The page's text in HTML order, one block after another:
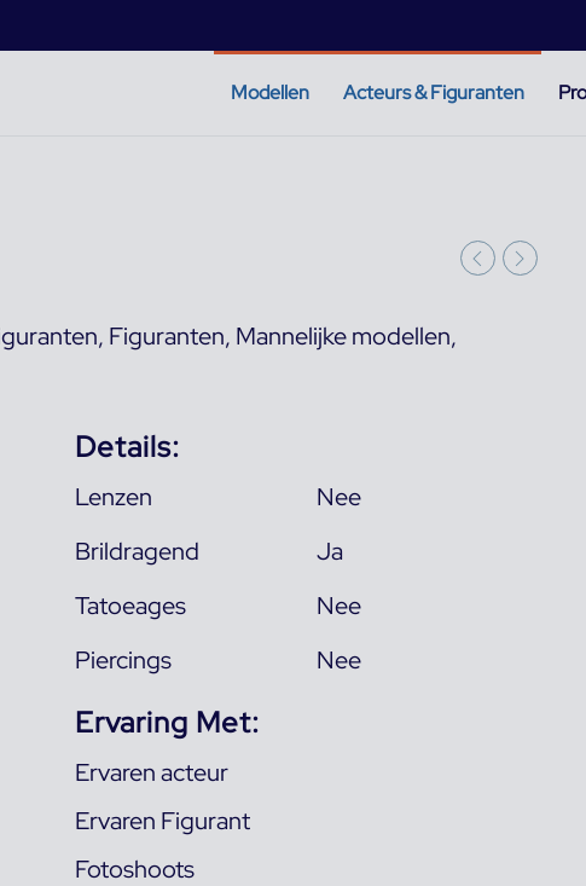
Modellen Acteurs & Figuranten
, Figuranten, Mannelijke modellen,
Details:
Lenzen
Nee
Brildragend
Ja
Tatoeages
Nee
Piercings
Nee
Ervaring Met:
Ervaren acteur
Ervaren Figurant
Fotoshoots